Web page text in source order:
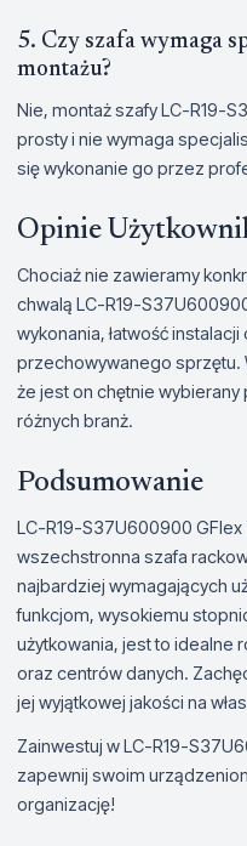
5. Czy szafa wymaga
montażu?
Nie, montaż szafy LC-R19-
prosty i nie wymaga
się wykonanie go przez
Opinie
Chociaż nie zawieramy
chwalą LC-R19-
wykonania, łatwość
przechowywanego sprzętu.
że jest on chętnie
różnych branż.
Podsumowanie
LC-R19-S37U600900
wszechstronna szafa
najbardziej wymagających
funkcjom, wysokiemu
użytkowania, jest to idealne
oraz centrów danych.
jej wyjątkowej jakości na
Zainwestuj w LC-R19-
zapewnij swoim
organizację!